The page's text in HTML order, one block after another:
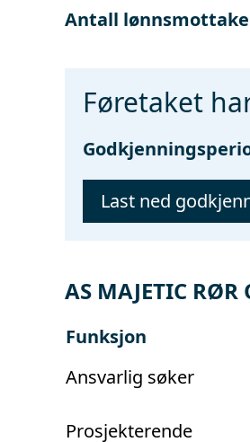
Antall
Føretaket
Last ned
AS MAJETIC
Funksjon
Ansvarlig søker
Prosjekterende